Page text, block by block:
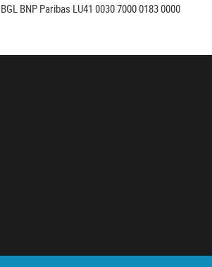
BGL BNP Paribas LU41 0030 7000 0183 0000